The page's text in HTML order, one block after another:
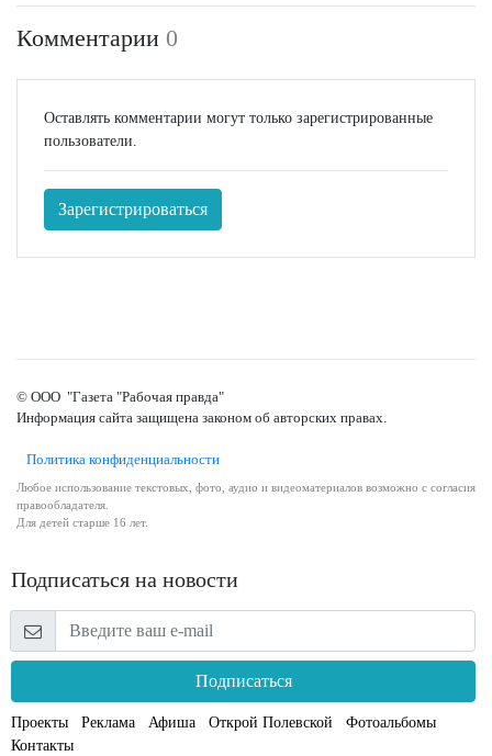
Комментарии 0
Оставлять комментарии могут только зарегистрированные
пользователи.
Зарегистрироваться
© ООО "Газета "Рабочая правда"
Информация сайта защищена законом об авторских правах.
Политика конфиденциальности
Любое использование текстовых, фото, аудио и видеоматериалов возможно с согласия
правообладателя.
Для детей старше 16 лет.
Подписаться на новости
Подписаться
Проекты Реклама Афиша Открой Полевской
Фотоальбомы
Контакты